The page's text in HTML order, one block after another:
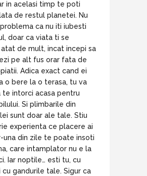
in acelasi timp te poti
de restul planetei. Nu
ca nu iti iubesti
doar ca viata ti se
de mult, incat incepi sa
pe alt fus orar fata de
Adica exact cand ei
o bere la o terasa, tu va
te intorci acasa pentru
Si plimbarile din
sunt doar ale tale. Stiu
experienta ce placere ai
una din zile te poate insoti
care intamplator nu e la
Iar noptile… esti tu, cu
cu gandurile tale. Sigur ca